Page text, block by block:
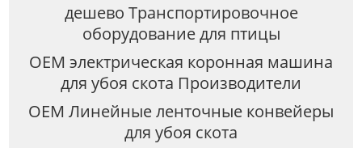
дешево Транспортировочное
оборудование для птицы
OEM электрическая коронная машина
для убоя скота Производители
OEM Линейные ленточные конвейеры
для убоя скота